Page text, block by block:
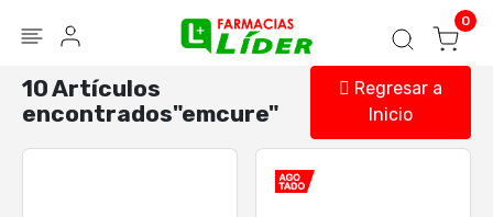
Seguir mi pedido 0
10 Artículos
encontrados"emcure"
Regresar a
Inicio